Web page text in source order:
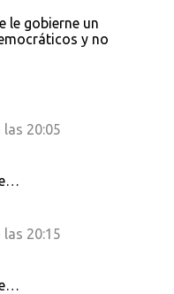
le gobierne un
y no
las 20:05
las 20:15